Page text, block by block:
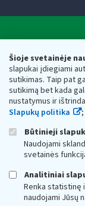
Šioje svetainėje
slapukai įdiegiami
sutikimas. Taip pat
sutikimą bet kada
nustatymus ir
Slapukų politika
;
Būtinieji
Naudojami
svetainės
Analitiniai
Renka statistinę
naudojami Jūsų
Respublikos
Biudžetinė įstaiga.
adresas: Vasario
vmi@vmi.lt, E.
Duomenys apie
Respublikos